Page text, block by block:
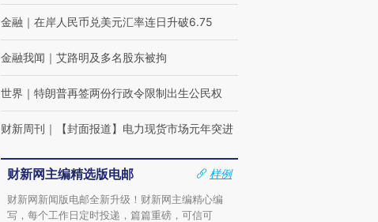
金融 ｜ 在岸人民币兑美元汇率连日升破6.75
金融我闻 ｜ 艾路明及多名股东被拘
世界 ｜ 特朗普再签两份行政令限制出生公民权
财新周刊 ｜ 【封面报道】电力现货市场元年突进
财新网主编精选版电邮
样例
财新网新闻版电邮全新升级！财新网主编精心编
写，每个工作日定时投递，篇篇重磅，可信可